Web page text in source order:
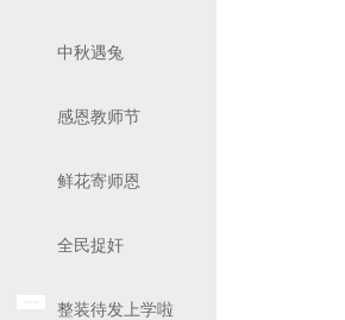
中秋遇兔
感恩教师节
鲜花寄师恩
全民捉奸
整装待发上学啦